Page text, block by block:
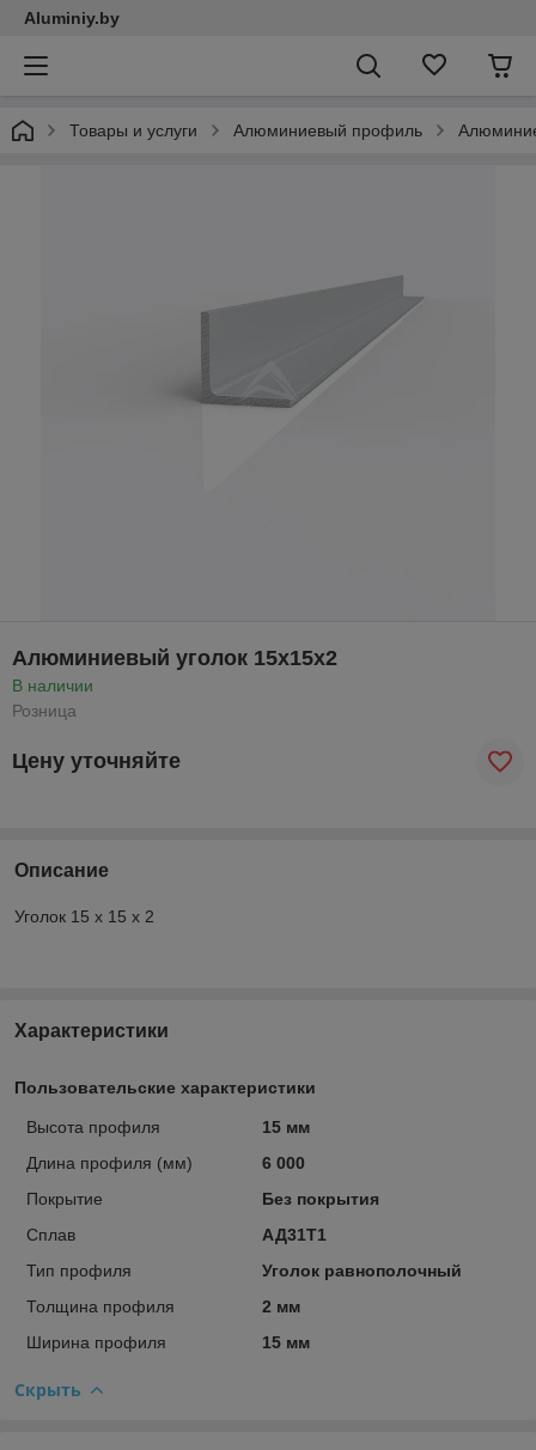
Aluminiy.by
Товары и услуги Алюминиевый профиль
Алюминиевый уголок 15x15x2
В наличии
Розница
Цену уточняйте
Описание
Уголок 15 x 15 x 2
Характеристики
Пользовательские характеристики
Высота профиля
15 мм
Длина профиля (мм)
6 000
Покрытие
Без покрытия
Сплав
АД31Т1
Тип профиля
Уголок равнополочный
Толщина профиля
2 мм
Ширина профиля
15 мм
Скрыть